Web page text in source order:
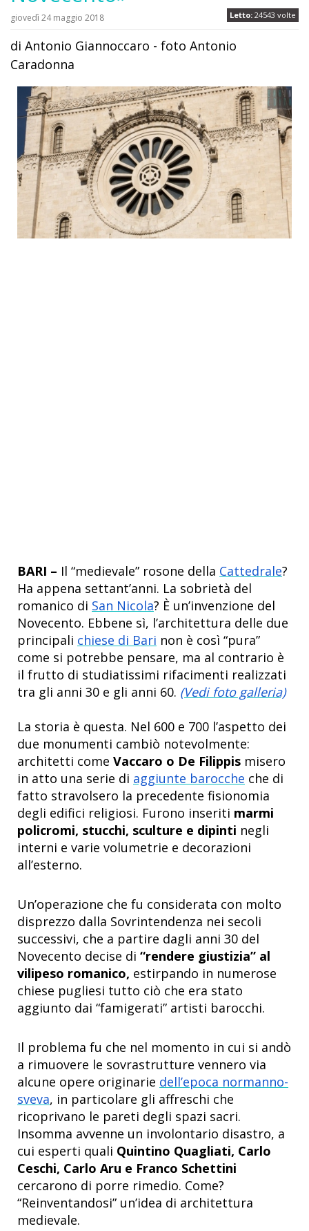
Letto: 24543 volte
giovedì 24 maggio 2018
di Antonio Giannoccaro - foto Antonio
Caradonna
BARI – Il “medievale” rosone della Cattedrale?
Ha appena settant’anni. La sobrietà del
romanico di San Nicola? È un’invenzione del
Novecento. Ebbene sì, l’architettura delle due
principali chiese di Bari non è così “pura”
come si potrebbe pensare, ma al contrario è
il frutto di studiatissimi rifacimenti realizzati
tra gli anni 30 e gli anni 60. (Vedi foto galleria)
La storia è questa. Nel 600 e 700 l’aspetto dei
due monumenti cambiò notevolmente:
architetti come Vaccaro o De Filippis misero
in atto una serie di aggiunte barocche che di
fatto stravolsero la precedente fisionomia
degli edifici religiosi. Furono inseriti marmi
policromi, stucchi, sculture e dipinti negli
interni e varie volumetrie e decorazioni
all’esterno.
Un’operazione che fu considerata con molto
disprezzo dalla Sovrintendenza nei secoli
successivi, che a partire dagli anni 30 del
Novecento decise di “rendere giustizia” al
vilipeso romanico, estirpando in numerose
chiese pugliesi tutto ciò che era stato
aggiunto dai “famigerati” artisti barocchi.
Il problema fu che nel momento in cui si andò
a rimuovere le sovrastrutture vennero via
alcune opere originarie dell’epoca normanno-
sveva, in particolare gli affreschi che
ricoprivano le pareti degli spazi sacri.
Insomma avvenne un involontario disastro, a
cui esperti quali Quintino Quagliati, Carlo
Ceschi, Carlo Aru e Franco Schettini
cercarono di porre rimedio. Come?
“Reinventandosi” un’idea di architettura
medievale.